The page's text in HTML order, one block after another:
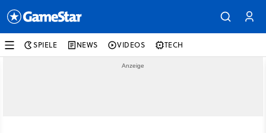
SPIELE NEWS VIDEOS TECH